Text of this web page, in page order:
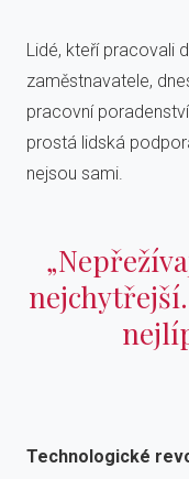
Lidé, kteří pracovali
zaměstnavatele,
pracovní
prostá lidská
nejsou sami.
Technologické